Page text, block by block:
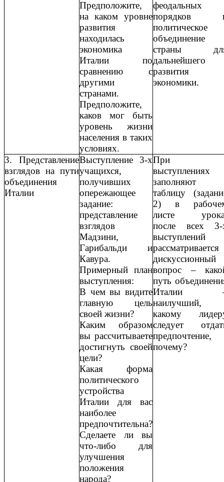
Предположите,
на каком уровне
развития
находилась
экономика
Италии по
сравнению с
другими
странами.
Предположите,
каков мог быть
уровень жизни
населения в таких
условиях.
феодальных
порядков
политическое
объединение
страны
дальнейшего
развития
экономики.
3. Представление
взглядов на пути
объединения
Италии
Выступление 3-х
учащихся,
получивших
опережающее
задание:
представление
взглядов
Мадзини,
Гарибальди и
Кавура.
Примерный план
выступления:
В чем вы видите
главную цель
своей жизни?
Каким образом
вы рассчитываете
достигнуть своей
цели?
Какая форма
политического
устройства
Италии для вас
наиболее
предпочтительна?
Сделаете ли вы
что-либо для
улучшения
положения
народа?
При
выступлениях
заполняют
таблицу
2) в
листе
после всех 3-
выступлений
рассматривается
дискуссионный
вопрос –
путь
Италии
наилучший,
какому
следует
предпочтение,
почему?